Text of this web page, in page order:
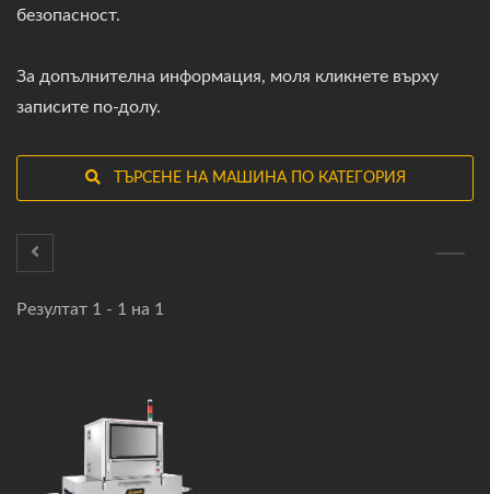
безопасност.
За допълнителна информация, моля кликнете върху
записите по-долу.
ТЪРСЕНЕ НА МАШИНА ПО КАТЕГОРИЯ
Резултат 1 - 1 на 1